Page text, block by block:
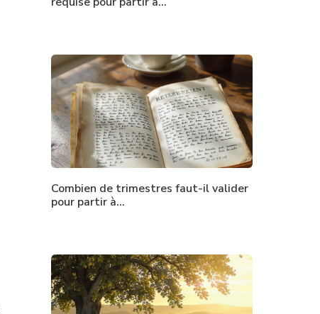
Combien de trimestres faut-il valider
pour partir à…